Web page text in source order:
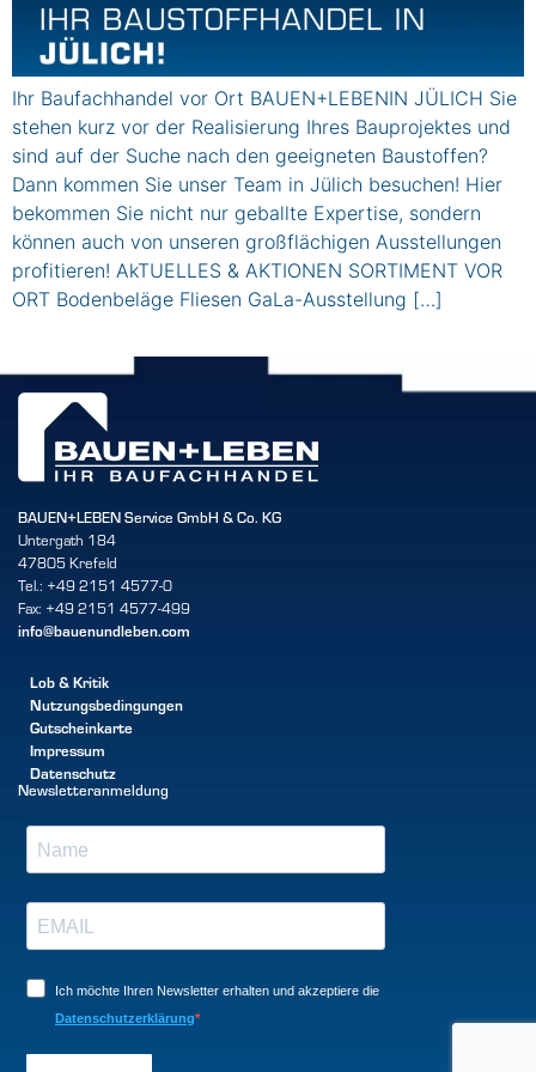
Ihr Baufachhandel vor Ort BAUEN+LEBENIN JÜLICH Sie
stehen kurz vor der Realisierung Ihres Bauprojektes und
sind auf der Suche nach den geeigneten Baustoffen?
Dann kommen Sie unser Team in Jülich besuchen! Hier
bekommen Sie nicht nur geballte Expertise, sondern
können auch von unseren großflächigen Ausstellungen
profitieren! AkTUELLES & AKTIONEN SORTIMENT VOR
ORT Bodenbeläge Fliesen GaLa-Ausstellung […]
BAUEN+LEBEN Service GmbH & Co. KG
Untergath 184
47805 Krefeld
Tel.: +49 2151 4577-0
Fax: +49 2151 4577-499
info@bauenundleben.com
Lob & Kritik
Nutzungsbedingungen
Gutscheinkarte
Impressum
Datenschutz
Newsletteranmeldung
Ich möchte Ihren Newsletter erhalten und akzeptiere die
Datenschutzerklärung